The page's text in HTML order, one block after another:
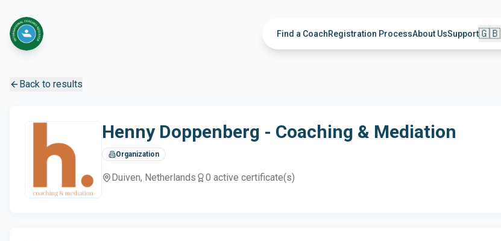
Find a CoachRegistration ProcessAbout UsSupport🇬🇧
Back to results
Henny Doppenberg - Coaching & Mediation
Organization
Duiven, Netherlands 0 active certificate(s)